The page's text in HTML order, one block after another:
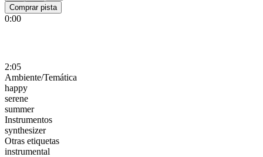
Comprar pista
0:00
2:05
Ambiente/Temática
happy
serene
summer
Instrumentos
synthesizer
Otras etiquetas
instrumental